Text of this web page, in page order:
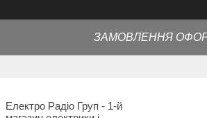
ЗАМОВЛЕННЯ
Електро Радіо Груп - 1-й